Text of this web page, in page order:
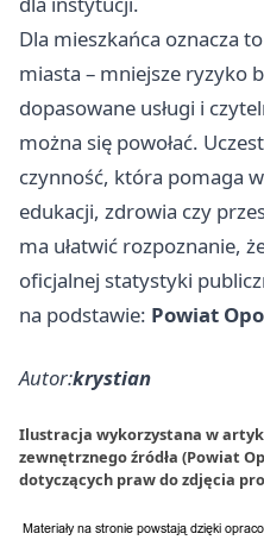
Dla mieszkańca oznacza
miasta – mniejsze ryzyko
dopasowane usługi i
można się powołać.
czynność, która pomaga
edukacji, zdrowia czy
ma ułatwić rozpoznanie,
oficjalnej statystyki
na podstawie: Powiat
Autor:krystian
Ilustracja wykorzystana w
zewnętrznego źródła (Powiat
dotyczących praw do zdjęcia